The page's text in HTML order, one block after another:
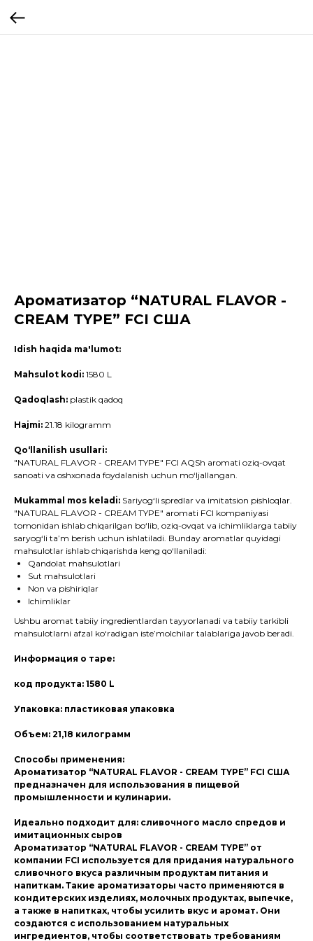
Ароматизатор “NATURAL FLAVOR -
CREAM TYPE” FCI США
Idish haqida ma'lumot:
Mahsulot kodi: 1580 L
Qadoqlash: plastik qadoq
Hajmi: 21.18 kilogramm
Qo‘llanilish usullari:
"NATURAL FLAVOR - CREAM TYPE" FCI AQSh aromati oziq-ovqat
sanoati va oshxonada foydalanish uchun mo‘ljallangan.
Mukammal mos keladi: Sariyog‘li spredlar va imitatsion pishloqlar.
"NATURAL FLAVOR - CREAM TYPE" aromati FCI kompaniyasi
tomonidan ishlab chiqarilgan bo‘lib, oziq-ovqat va ichimliklarga tabiiy
saryog‘li ta’m berish uchun ishlatiladi. Bunday aromatlar quyidagi
mahsulotlar ishlab chiqarishda keng qo‘llaniladi:
Qandolat mahsulotlari
Sut mahsulotlari
Non va pishiriqlar
Ichimliklar
Ushbu aromat tabiiy ingredientlardan tayyorlanadi va tabiiy tarkibli
mahsulotlarni afzal ko‘radigan iste’molchilar talablariga javob beradi.
Информация о таре:
код продукта: 1580 L
Упаковка: пластиковая упаковка
Объем: 21,18 килограмм
Способы применения:
Ароматизатор “NATURAL FLAVOR - CREAM TYPE” FCI США
предназначен для использования в пищевой
промышленности и кулинарии.
Идеально подходит для: сливочного масло спредов и
имитационных сыров
Ароматизатор “NATURAL FLAVOR - CREAM TYPE” от
компании FCI используется для придания натурального
сливочного вкуса различным продуктам питания и
напиткам. Такие ароматизаторы часто применяются в
кондитерских изделиях, молочных продуктах, выпечке,
а также в напитках, чтобы усилить вкус и аромат. Они
создаются с использованием натуральных
ингредиентов, чтобы соответствовать требованиям